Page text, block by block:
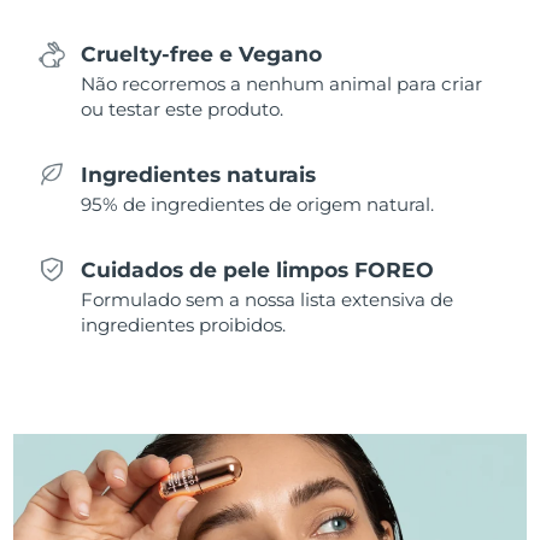
Cruelty-free e Vegano
Não recorremos a nenhum animal para criar
ou testar este produto.
Ingredientes naturais
95% de ingredientes de origem natural.
Cuidados de pele limpos FOREO
Formulado sem a nossa lista extensiva de
ingredientes proibidos.
Singapura
Eslováquia
Eslovênia
África do Sul Entrega prevista
Coreia do Sul Entrega prevista
Espanha
Suíça Entrega prevista
Taiwan Entrega prevista